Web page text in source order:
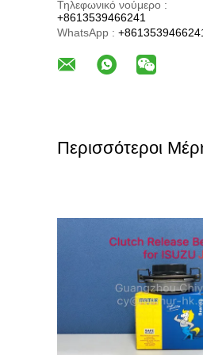
Τηλεφωνικό νούμερο :
+8613539466241
WhatsApp :
Περισσότεροι